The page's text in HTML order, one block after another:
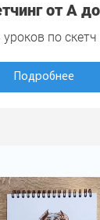
от А
по
Подробнее